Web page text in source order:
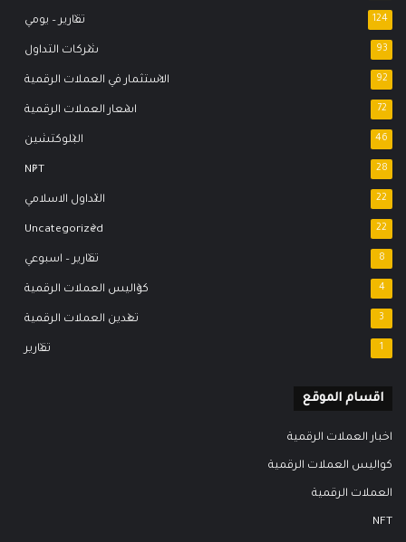
تقارير – يومي 124
شركات التداول 93
الاستثمار في العملات الرقمية 92
اسعار العملات الرقمية 72
البلوكتشين 46
NFT 28
التداول الاسلامي 22
Uncategorized 22
تقارير – اسبوعي 8
كواليس العملات الرقمية 4
تعدين العملات الرقمية 3
تقارير 1
اقسام الموقع
اخبار العملات الرقمية
كواليس العملات الرقمية
العملات الرقمية
NFT